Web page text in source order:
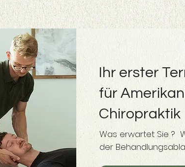
Ihr erster
für
Chiropraktik
Was erwartet Sie ?
der